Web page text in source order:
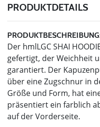
PRODUKTDETAILS
Der hmlLGC SHAI
gefertigt, der Weichheit
garantiert. Der
über eine Zugschnur in
Größe und Form, hat
präsentiert ein farblich
auf der Vorderseite.